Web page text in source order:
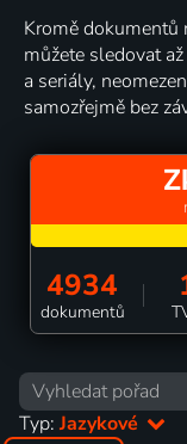
Kromě dokumentů
můžete sledovat
a seriály,
samozřejmě bez
4934
dokumentů
Typ: Jazykové